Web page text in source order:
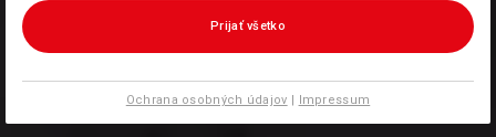
Prijať všetko
Ochrana osobných údajov | Impressum